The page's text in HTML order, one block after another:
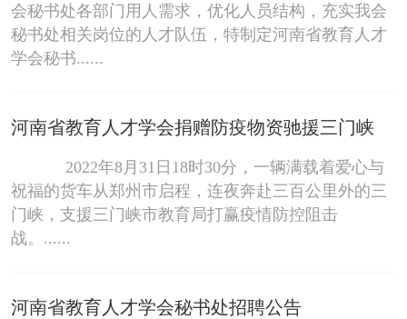
会秘书处各部门用人需求，优化人员结构，充实我会
秘书处相关岗位的人才队伍，特制定河南省教育人才
学会秘书......
河南省教育人才学会捐赠防疫物资驰援三门峡
2022年8月31日18时30分，一辆满载着爱心与
祝福的货车从郑州市启程，连夜奔赴三百公里外的三
门峡，支援三门峡市教育局打赢疫情防控阻击
战。......
河南省教育人才学会秘书处招聘公告